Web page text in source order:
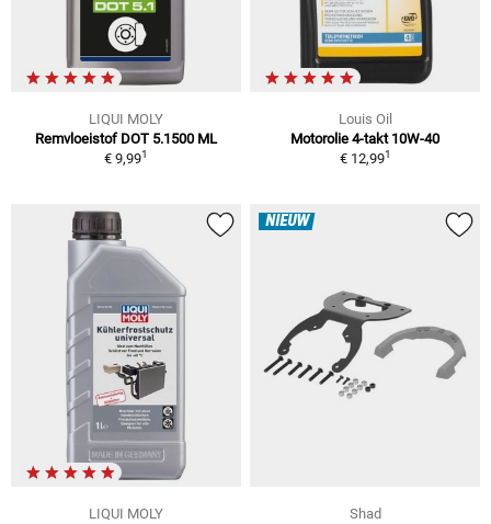
LIQUI MOLY
Remvloeistof DOT 5.1500 ML
€ 9,991
Louis Oil
Motorolie 4-takt 10W-40
€ 12,991
LIQUI MOLY
NIEUW
Shad